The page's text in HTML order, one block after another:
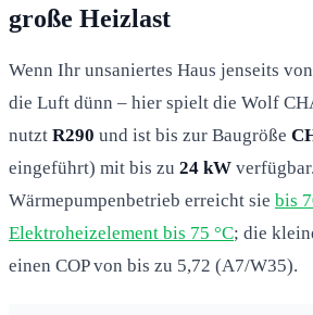
große Heizlast
Wenn Ihr unsaniertes Haus jenseits
die Luft dünn – hier spielt die Wolf
nutzt R290 und ist bis zur Baugröße
eingeführt) mit bis zu 24 kW
Wärmepumpenbetrieb erreicht sie bis
Elektroheizelement bis 75 °C; die
einen COP von bis zu 5,72 (A7/W35).